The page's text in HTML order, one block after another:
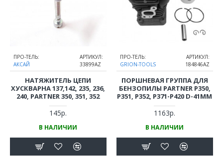
ПРО-ТЕЛЬ:
АКСАЙ
АРТИКУЛ:
33899AZ
НАТЯЖИТЕЛЬ ЦЕПИ
ХУСКВАРНА 137,142, 235, 236,
240, PARTNER 350, 351, 352
145р.
В НАЛИЧИИ
ПРО-ТЕЛЬ:
GRION-TOOLS
АРТИКУЛ:
184846AZ
ПОРШНЕВАЯ ГРУППА ДЛЯ
БЕНЗОПИЛЫ PARTNER P350,
P351, P352, P371-P420 D-41ММ
1163р.
В НАЛИЧИИ